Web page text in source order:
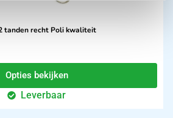
tanden recht Poli kwaliteit
Opties bekijken
Leverbaar